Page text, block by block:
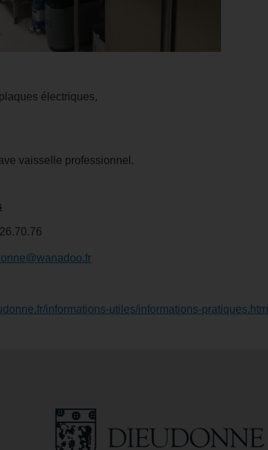
électriques,
vaisselle professionnel.
informations-utiles/informations-pratiques.html